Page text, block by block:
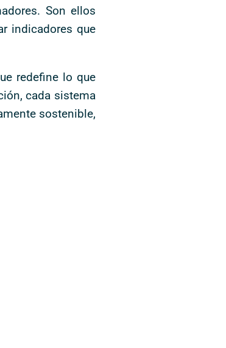
Son ellos
indicadores que
redefine lo que
cada sistema
sostenible,